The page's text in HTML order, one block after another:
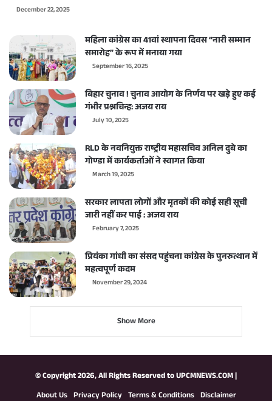
December 22, 2025
महिला कांग्रेस का 41वां स्थापना दिवस “नारी सम्मान
समारोह” के रूप में मनाया गया
September 16, 2025
बिहार चुनाव ! चुनाव आयोग के निर्णय पर खड़े हुए कई
गंभीर प्रश्नचिन्ह: अजय राय
July 10, 2025
RLD के नवनियुक्त राष्ट्रीय महासचिव अनिल दुबे का
गोण्डा में कार्यकर्ताओं ने स्वागत किया
March 19, 2025
सरकार लापता लोगों और मृतकों की कोई सही सूची
जारी नहीं कर पाई : अजय राय
February 7, 2025
प्रियंका गांधी का संसद पहुंचना कांग्रेस के पुनरुत्थान में
महत्वपूर्ण कदम
November 29, 2024
Show More
© Copyright 2026, All Rights Reserved toUPCMNEWS.COM|
About Us Privacy Policy Terms & Conditions Disclaimer